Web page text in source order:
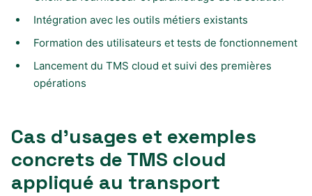
Intégration avec les outils métiers existants
Formation des utilisateurs et tests de fonctionnement
Lancement du TMS cloud et suivi des premières
opérations
Cas d’usages et exemples
concrets de TMS cloud
appliqué au transport